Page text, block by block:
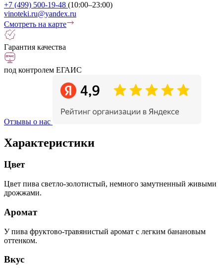
+7 (499) 500-19-48 (10:00–23:00)
vinoteki.ru@yandex.ru
Смотреть на карте
Гарантия качества
под контролем ЕГАИС
Отзывы о нас
Характеристики
Цвет
Цвет пива светло-золотистый, немного замутненный живыми
дрожжами.
Аромат
У пива фруктово-травянистый аромат с легким банановым
оттенком.
Вкус